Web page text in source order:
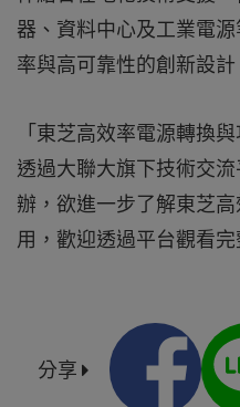
器、資料中心及工業電
率與高可靠性的創新設計
「東芝高效率電源轉換
透過大聯大旗下技術交
辦，欲進一步了解東芝
用，歡迎透過平台觀看
分享